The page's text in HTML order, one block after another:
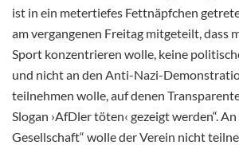
ist in ein metertiefes Fettnäpfchen
am vergangenen Freitag mitgeteilt, dass
Sport konzentrieren wolle, keine
und nicht an den Anti-Nazi-
teilnehmen wolle, auf denen
Slogan ›AfDler töten‹ gezeigt werden“.
Gesellschaft“ wolle der Verein nicht